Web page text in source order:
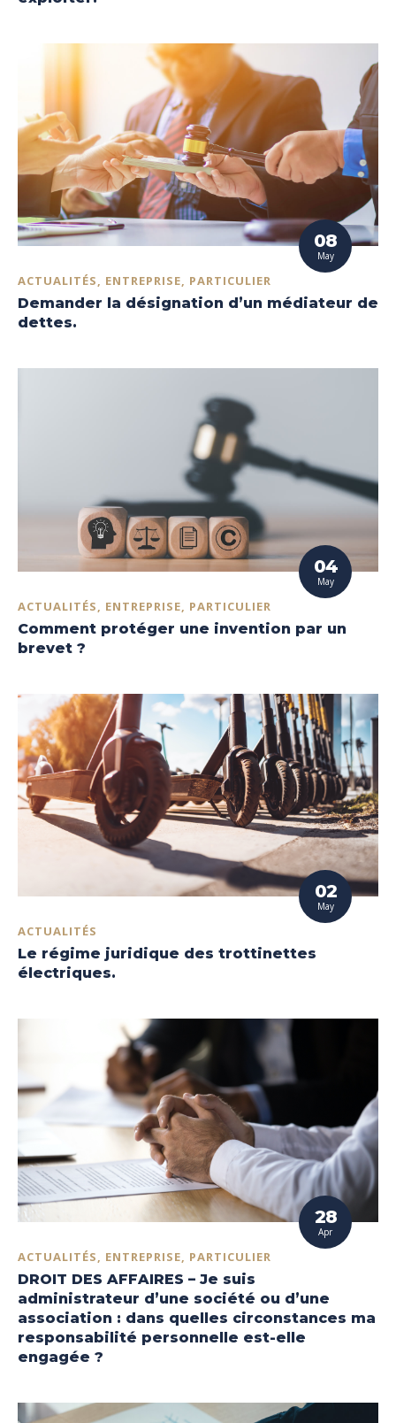
08
May
ACTUALITÉS, ENTREPRISE, PARTICULIER
Demander la désignation d’un médiateur de
dettes.
04
May
ACTUALITÉS, ENTREPRISE, PARTICULIER
Comment protéger une invention par un
brevet ?
02
May
ACTUALITÉS
Le régime juridique des trottinettes
électriques.
28
Apr
ACTUALITÉS, ENTREPRISE, PARTICULIER
DROIT DES AFFAIRES – Je suis
administrateur d’une société ou d’une
association : dans quelles circonstances ma
responsabilité personnelle est-elle
engagée ?